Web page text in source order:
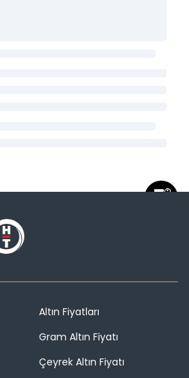
Altın Fiyatları
Gram Altın Fiyatı
Çeyrek Altın Fiyatı